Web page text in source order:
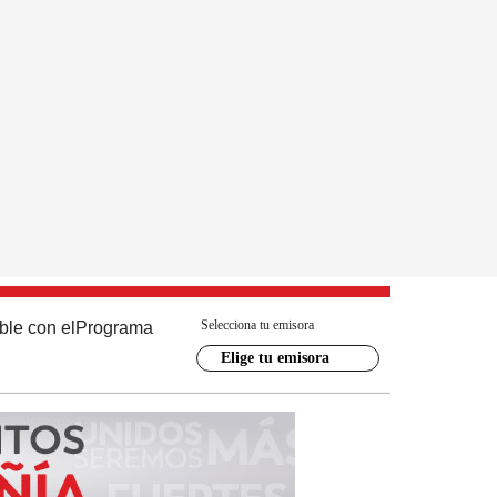
con el Programa Selecciona tu emisora
Elige tu emisora